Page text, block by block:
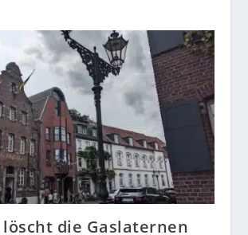
die Gaslaternen